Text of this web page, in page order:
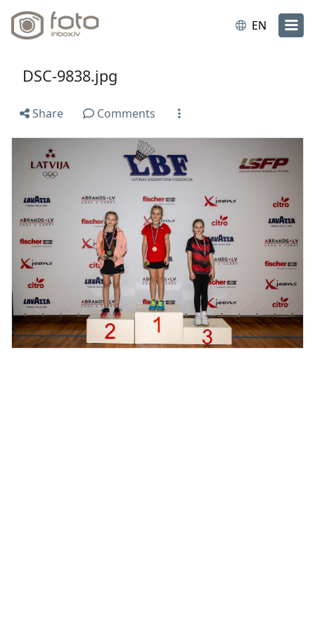
EN
DSC-9838.jpg
Share Comments